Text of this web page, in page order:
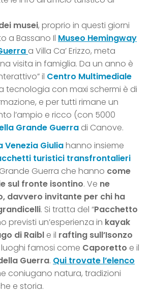
musei, proprio in questi giorni
a Bassano Il Museo Hemingway
a Villa Ca’ Erizzo, meta
visita in famiglia. Da un anno è
il Centro Multimediale
tecnologia con maxi schermi è di
e per tutti rimane un
l’ampio e ricco (con 5000
Grande Guerra di Canove.
Venezia Giuliahanno insieme
turistici transfrontalieri
Guerra che hanno come
sul fronte isontino. Ve ne
davvero invitante per chi ha
. Si tratta del “Pacchetto
previsti un’esperienza in kayak
di Raibl e il rafting sull’Isonzo
famosi come Caporetto e il
Guerra. Qui trovate l’elenco
coniugano natura, tradizioni
e storia.